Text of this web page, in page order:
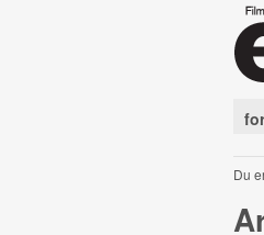
Du